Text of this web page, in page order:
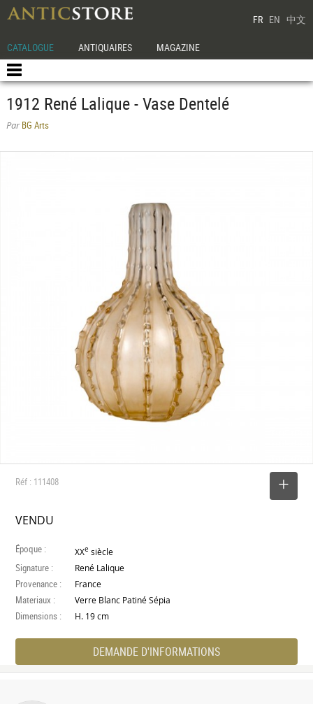
FR EN 中文
CATALOGUE ANTIQUAIRES MAGAZINE
1912 René Lalique - Vase Dentelé
ParBG Arts
Réf : 111408
VENDU
Époque : XXe siècle
Signature : René Lalique
Provenance : France
Materiaux : Verre Blanc Patiné Sépia
Dimensions : H. 19 cm
DEMANDE D'INFORMATIONS